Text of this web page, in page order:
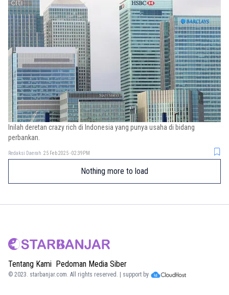
Inilah deretan crazy rich di Indonesia yang punya usaha di bidang
perbankan.
Redaksi Daerah 25 Feb 2025 - 02:39PM
Nothing more to load
Tentang Kami Pedoman Media Siber
© 2023. starbanjar.com. All rights reserved. | support by